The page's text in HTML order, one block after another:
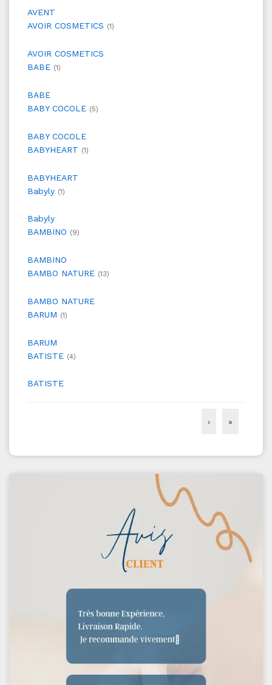
AVENT
AVOIR COSMETICS (1)
AVOIR COSMETICS
BABE (1)
BABE
BABY COCOLE (5)
BABY COCOLE
BABYHEART (1)
BABYHEART
Babyly (1)
Babyly
BAMBINO (9)
BAMBINO
BAMBO NATURE (13)
BAMBO NATURE
BARUM (1)
BARUM
BATISTE (4)
BATISTE
› »